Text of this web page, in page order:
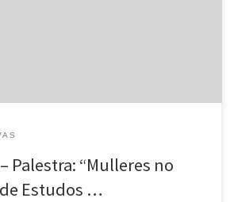
Palestra: “Mulleres no
Estudos …